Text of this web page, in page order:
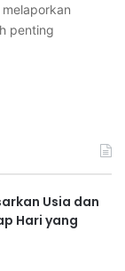
penting
Usia dan
Hari yang